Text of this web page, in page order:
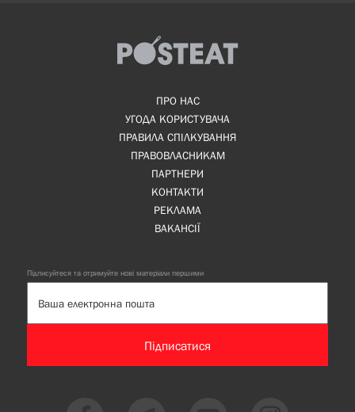
ПРО НАС
УГОДА КОРИСТУВАЧА
ПРАВИЛА СПІЛКУВАННЯ
ПРАВОВЛАСНИКАМ
ПАРТНЕРИ
КОНТАКТИ
РЕКЛАМА
ВАКАНСІЇ
Підписуйтеся та отримуйте нові матеріали першими
Підписатися